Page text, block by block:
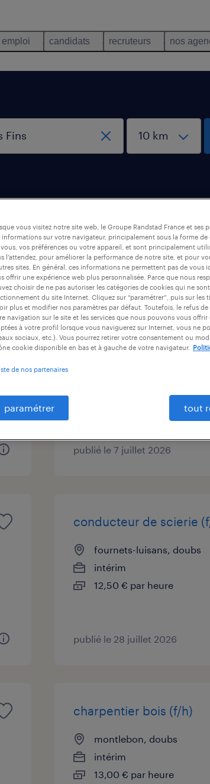
candidats recruteurs nos
Les Fins
de contrat durée du contrat
responsable qualité
h/f
publié le 7 juillet 2026
conducteur de scierie
fournets-luisans, doubs
intérim
12,50 € par heure
publié le 28 juillet 2026
charpentier bois (f/h)
montlebon, doubs
intérim
13,00 € par heure
vous visitez notre site web, le Groupe Randstad France et ses
informations sur votre navigateur, principalement sous la forme
vos préférences ou votre appareil, et sont principalement
l’attendez, pour améliorer la performance de notre site, et pour
sites. En général, ces informations ne permettent pas de
offrir une expérience web plus personnalisée. Parce que nous
choisir de ne pas autoriser les catégories de cookies qui ne
du site Internet. Cliquez sur “paramétrer”, puis sur les
plus et modifier nos paramètres par défaut. Toutefois, le refus
navigation sur le site et les services que nous pouvons vous
à votre profil lorsque vous naviguerez sur Internet, vous ne
sociaux, etc.). Vous pourrez retirer votre consentement ou
cookie disponible en bas et à gauche de votre navigateur.
de nos partenaires
paramétrer tout